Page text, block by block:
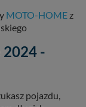
MOTO-HOME z
2024 -
pojazdu,